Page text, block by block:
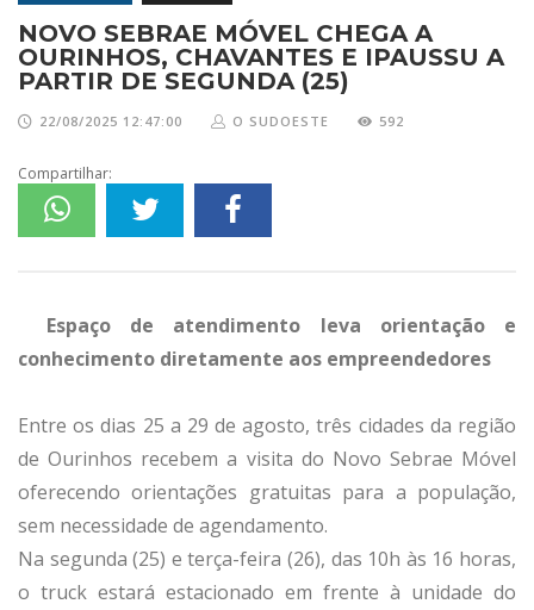
NOVO SEBRAE MÓVEL CHEGA A
OURINHOS, CHAVANTES E IPAUSSU A
PARTIR DE SEGUNDA (25)
22/08/2025 12:47:00 O SUDOESTE 592
Compartilhar:
Espaço de atendimento leva orientação e
conhecimento diretamente aos empreendedores
Entre os dias 25 a 29 de agosto, três cidades da região
de Ourinhos recebem a visita do Novo Sebrae Móvel
oferecendo orientações gratuitas para a população,
sem necessidade de agendamento.
Na segunda (25) e terça-feira (26), das 10h às 16 horas,
o truck estará estacionado em frente à unidade do